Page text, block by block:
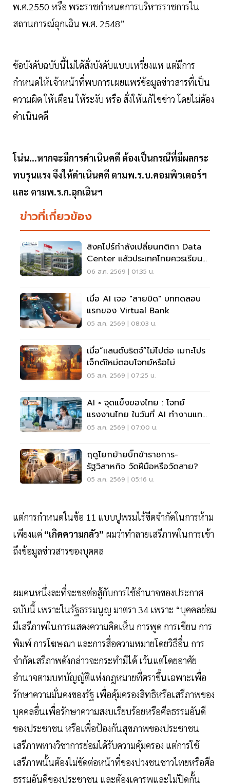
พ.ศ.2550 หรือ พระราชกำหนดการบริหารราชการใน
สถานการณ์ฉุกเฉิน พ.ศ. 2548”
ข้อบังคับฉบับนี้ไม่ได้สั่งบังคับแบบเหวี่ยงแห แต่มีการ
กำหนดให้เจ้าหน้าที่พบการเผยแพร่ข้อมูลข่าวสารที่เป็น
ความผิด ให้เตือน ให้ระงับ หรือ สั่งให้แก้ไขข่าว โดยไม่ต้อง
ดำเนินคดี
โน่น...หากจะมีการดำเนินคดี ต้องเป็นกรณีที่มีผลกระ
ทบรุนแรง จึงให้ดำเนินคดี ตามพ.ร.บ.คอมพิวเตอร์ฯ
และ ตามพ.ร.ก.ฉุกเฉินฯ
ข่าวที่เกี่ยวข้อง
สิงคโปร์กำลังเปลี่ยนกติกา Data
Center แล้วประเทศไทยควรเรียนรู้
อะไร?
06 ส.ค. 2569 | 01:35 น.
เมื่อ AI เจอ "สายบิด" บททดสอบ
แรกของ Virtual Bank
05 ส.ค. 2569 | 08:03 น.
เมื่อ“แลนด์บริดจ์”ไม่ไปต่อ เมกะโปร
เจ็กต์ใหม่ตอบโจทย์หรือไม่
05 ส.ค. 2569 | 07:25 น.
AI × จุดแข็งของไทย : โจทย์
แรงงานไทย ในวันที่ AI ทำงานแทน
เราได้มากขึ้น
05 ส.ค. 2569 | 07:00 น.
ฤดูโยกย้ายบิ๊กข้าราชการ-
รัฐวิสาหกิจ วัดฝีมือหรือวัดสาย?
05 ส.ค. 2569 | 05:16 น.
แต่การกำหนดในข้อ 11 แบบปูพรมไร้ขีดจำกัดในการห้าม
เพียงแค่ “เกิดความกลัว” ผมว่าทำลายเสรีภาพในการเข้า
ถึงข้อมูลข่าวสารของบุคคล
ผมคนหนึ่งละที่จะขอต่อสู้กับการใช้อำนาจของประกาศ
ฉบับนี้ เพราะในรัฐธรรมนูญ มาตรา 34 เพราะ “บุคคลย่อม
มีเสรีภาพในการแสดงความคิดเห็น การพูด การเขียน การ
พิมพ์ การโฆษณา และการสื่อความหมายโดยวิธีอื่น การ
จำกัดเสรีภาพดังกล่าวจะกระทำมิได้ เว้นแต่โดยอาศัย
อำนาจตามบทบัญญัติแห่งกฎหมายที่ตราขึ้นเฉพาะเพื่อ
รักษาความมั่นคงของรัฐ เพื่อคุ้มครองสิทธิหรือเสรีภาพของ
บุคคลอื่นเพื่อรักษาความสงบเรียบร้อยหรือศีลธรรมอันดี
ของประชาชน หรือเพื่อป้องกันสุขภาพของประชาชน
เสรีภาพทางวิชาการย่อมได้รับความคุ้มครอง แต่การใช้
เสรีภาพนั้นต้องไม่ขัดต่อหน้าที่ของปวงชนชาวไทยหรือศีล
ธรรมอันดีของประชาชน และต้องเคารพและไม่ปิดกั้น